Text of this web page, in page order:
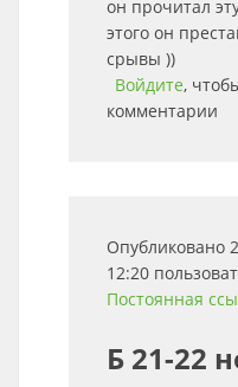
он прочитал
этого он
срывы ))
Войдите,
комментарии
Опубликовано
12:20
Постоянная
Б 21-22